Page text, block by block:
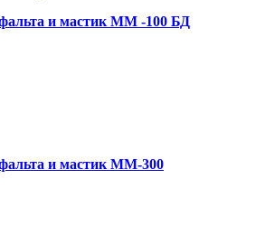
и мастик MM -100 БД
и мастик MM-300